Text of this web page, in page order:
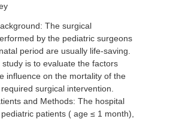
The surgical
by the pediatric surgeons
period are usually life-saving.
is to evaluate the factors
influence on the mortality of the
surgical intervention.
and Methods: The hospital
patients ( age ≤ 1 month),